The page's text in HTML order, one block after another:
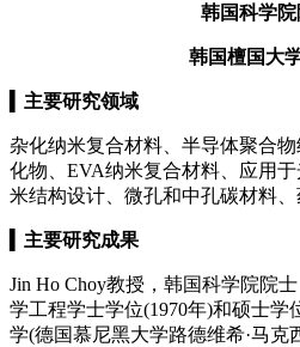
韩国科学
韩国檀国大
主要研究领域
杂化纳米复合材料、半导体聚合
化物、EVA纳米复合材料、应用
米结构设计、微孔和中孔碳材料、
主要研究成果
Jin Ho Choy教授，韩国科学院院
学工程学士学位(1970年)和硕士学
学(德国慕尼黑大学路德维希·马克